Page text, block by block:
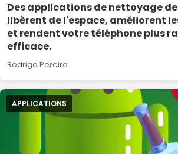
Des applications de nettoyage
libèrent de l'espace, améliorent
et rendent votre téléphone plus
efficace.
Rodrigo Pereira
APPLICATIONS